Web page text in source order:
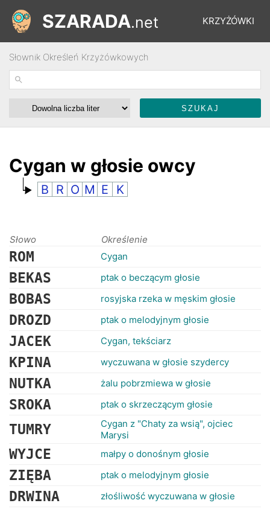
KRZYŻÓWKI
ŁAMIGŁÓWKI
SZARADA.net
Słownik Określeń Krzyżówkowych
Cygan w głosie owcy
B R O M E K
Słowo Określenie
ROM Cygan
BEKAS ptak o beczącym głosie
BOBAS rosyjska rzeka w męskim głosie
DROZD ptak o melodyjnym głosie
JACEK Cygan, tekściarz
KPINA wyczuwana w głosie szydercy
NUTKA żalu pobrzmiewa w głosie
SROKA ptak o skrzeczącym głosie
TUMRY
Cygan z "Chaty za wsią", ojciec
Marysi
WYJCE małpy o donośnym głosie
ZIĘBA ptak o melodyjnym głosie
DRWINA złośliwość wyczuwana w głosie